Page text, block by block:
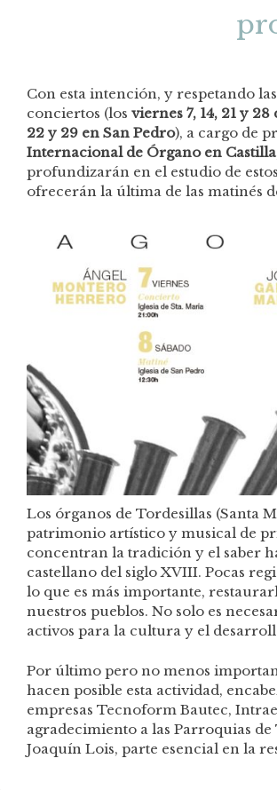
Con esta intención, y respetando
conciertos (los viernes 7, 14, 21 y
22 y 29 en San Pedro), a cargo de
Internacional de Órgano en Castilla
profundizarán en el estudio de
ofrecerán la última de las matinés
Los órganos de Tordesillas (Santa
patrimonio artístico y musical de
concentran la tradición y el saber
castellano del siglo XVIII. Pocas
lo que es más importante, restaurarlo, valorarlo y
nuestros pueblos. No solo es
activos para la cultura y el
Por último pero no menos
hacen posible esta actividad,
empresas Tecnoform Bautec,
agradecimiento a las Parroquias
Joaquín Lois, parte esencial en la